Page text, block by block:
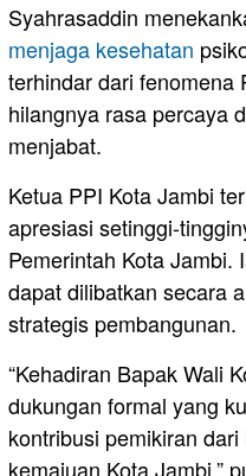
Syahrasaddin
menjaga kesehatan
terhindar dari fenomena
hilangnya rasa percaya
menjabat.
Ketua PPI Kota Jambi
apresiasi setinggi-
Pemerintah Kota Jambi.
dapat dilibatkan secara
strategis pembangunan.
“Kehadiran Bapak Wali
dukungan formal yang
kontribusi pemikiran
kemajuan Kota Jambi,”